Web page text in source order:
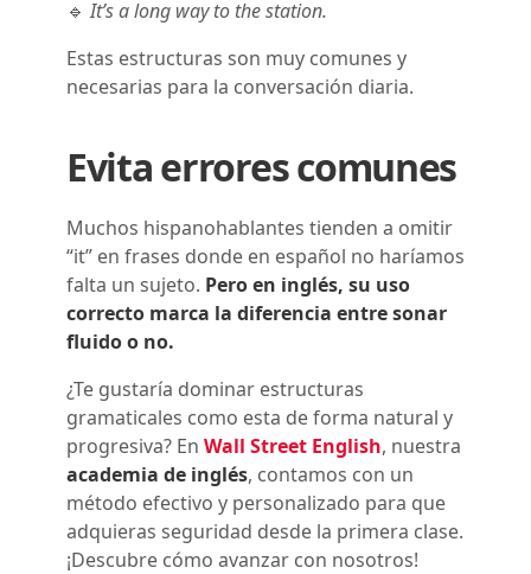
🔹It’s a long way to the station.
Estas estructuras son muy comunes y
necesarias para la conversación diaria.
Evita errores comunes
Muchos hispanohablantes tienden a omitir
“it” en frases donde en español no haríamos
falta un sujeto. Pero en inglés, su uso
correcto marca la diferencia entre sonar
fluido o no.
¿Te gustaría dominar estructuras
gramaticales como esta de forma natural y
progresiva? En Wall Street English, nuestra
academia de inglés, contamos con un
método efectivo y personalizado para que
adquieras seguridad desde la primera clase.
¡Descubre cómo avanzar con nosotros!